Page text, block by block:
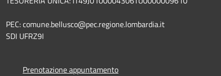
PEC: comune.bellusco@pec.regione.lombardia.it
SDI UFRZ9I
Prenotazione appuntamento